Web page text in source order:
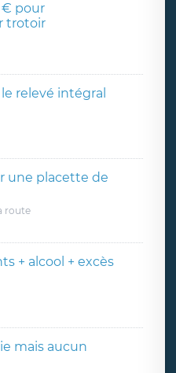
€ pour
trotoir
relevé intégral
une placette de
route
+ alcool + excès
mais aucun